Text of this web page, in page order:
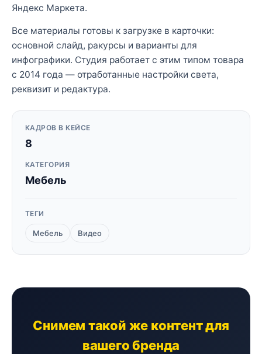
Яндекс Маркета.
Все материалы готовы к загрузке в карточки:
основной слайд, ракурсы и варианты для
инфографики. Студия работает с этим типом товара
с 2014 года — отработанные настройки света,
реквизит и редактура.
КАДРОВ В КЕЙСЕ
8
КАТЕГОРИЯ
Мебель
ТЕГИ
Мебель Видео
Снимем такой же контент для
вашего бренда